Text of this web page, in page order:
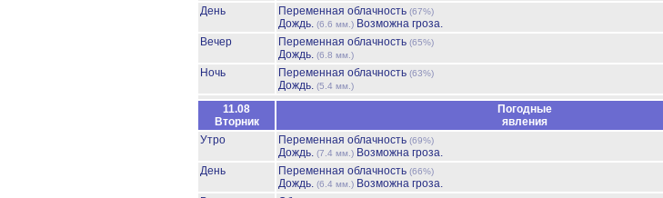
День
Переменная облачность (67%)
Дождь. (6.6 мм.) Возможна гроза.
Вечер
Переменная облачность (65%)
Дождь. (6.8 мм.)
Ночь
Переменная облачность (63%)
Дождь. (5.4 мм.)
11.08
Вторник
Погодные
явления
Утро
Переменная облачность (69%)
Дождь. (7.4 мм.) Возможна гроза.
День
Переменная облачность (66%)
Дождь. (6.4 мм.) Возможна гроза.